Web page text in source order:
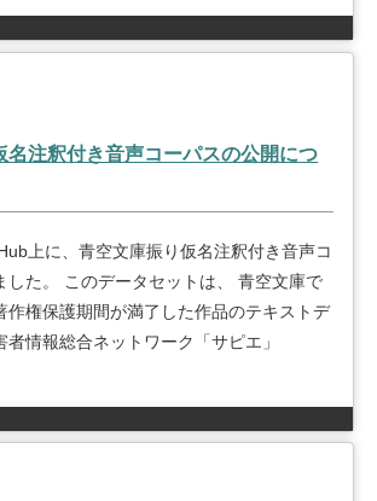
名注釈付き音声コーパスの公開につ
上に、青空文庫振り仮名注釈付き音声コ
した。 このデータセットは、 青空文庫で
作権保護期間が満了した作品のテキストデ
者情報総合ネットワーク「サピエ」